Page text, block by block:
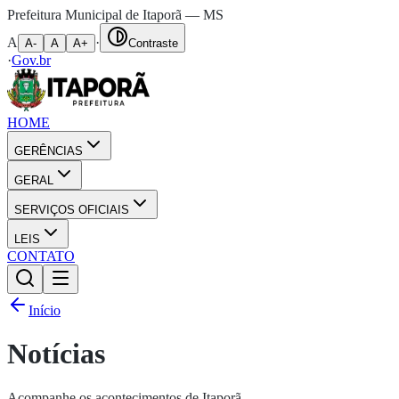
Prefeitura Municipal de Itaporã — MS
A
A- A A+ · Contraste
·Gov.br
HOME
GERÊNCIAS
GERAL
SERVIÇOS OFICIAIS
LEIS
CONTATO
Início
Notícias